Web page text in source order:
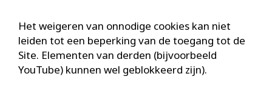
Het weigeren van onnodige cookies kan niet
leiden tot een beperking van de toegang tot de
Site. Elementen van derden (bijvoorbeeld
YouTube) kunnen wel geblokkeerd zijn).